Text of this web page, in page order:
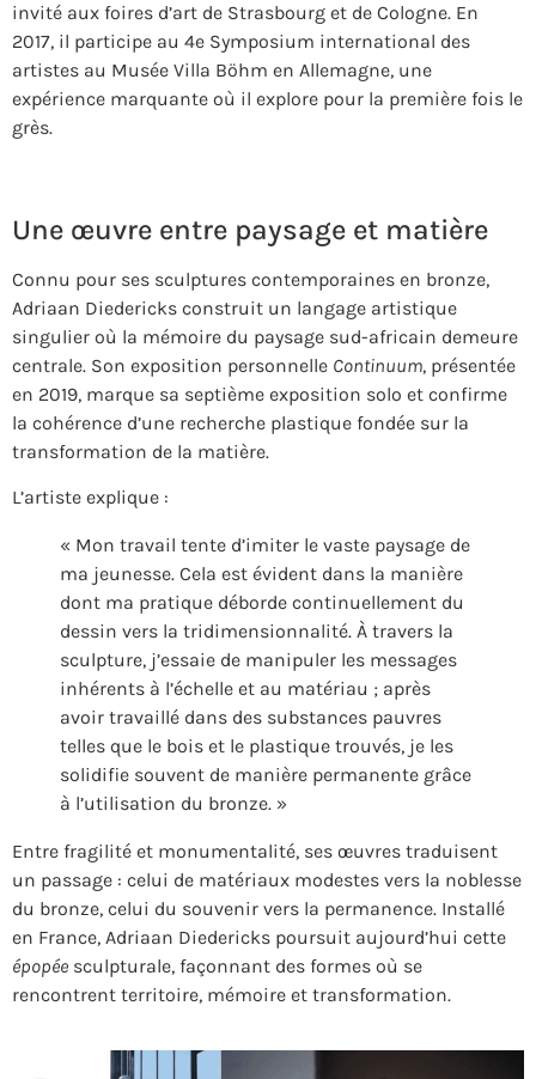
invité aux foires d’art de Strasbourg et de Cologne. En
2017, il participe au 4e Symposium international des
artistes au Musée Villa Böhm en Allemagne, une
expérience marquante où il explore pour la première fois le
grès.
Une œuvre entre paysage et matière
Connu pour ses sculptures contemporaines en bronze,
Adriaan Diedericks construit un langage artistique
singulier où la mémoire du paysage sud-africain demeure
centrale. Son exposition personnelle Continuum, présentée
en 2019, marque sa septième exposition solo et confirme
la cohérence d’une recherche plastique fondée sur la
transformation de la matière.
L’artiste explique :
« Mon travail tente d’imiter le vaste paysage de
ma jeunesse. Cela est évident dans la manière
dont ma pratique déborde continuellement du
dessin vers la tridimensionnalité. À travers la
sculpture, j’essaie de manipuler les messages
inhérents à l’échelle et au matériau ; après
avoir travaillé dans des substances pauvres
telles que le bois et le plastique trouvés, je les
solidifie souvent de manière permanente grâce
à l’utilisation du bronze. »
Entre fragilité et monumentalité, ses œuvres traduisent
un passage : celui de matériaux modestes vers la noblesse
du bronze, celui du souvenir vers la permanence. Installé
en France, Adriaan Diedericks poursuit aujourd’hui cette
épopée sculpturale, façonnant des formes où se
rencontrent territoire, mémoire et transformation.